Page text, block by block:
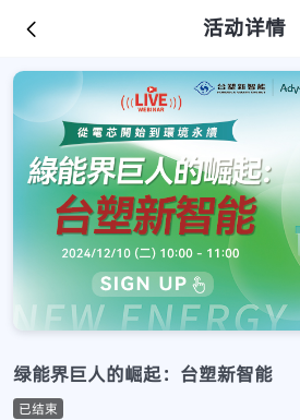
活动详情
绿能界巨人的崛起：台塑新智能
已结束